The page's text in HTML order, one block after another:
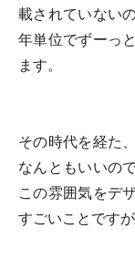
載されていない
年単位でずーっ
ます。
その時代を経た
なんともいいの
この雰囲気をデ
すごいことですが